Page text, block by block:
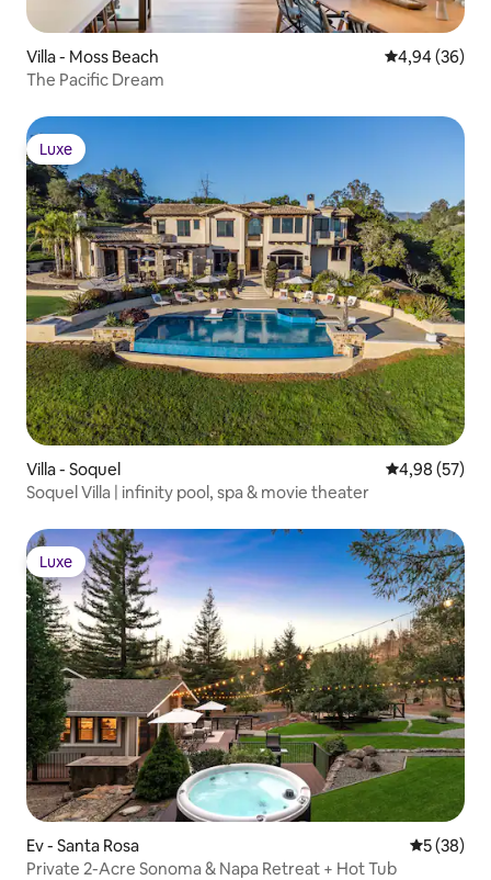
Villa - Moss Beach 5 üzerinden
4,94 (36)
The Pacific Dream
Luxe
Luxe
Villa - Soquel 5 üzerinden
4,98 (57)
Soquel Villa | infinity pool, spa & movie theater
Luxe
Luxe
Ev - Santa Rosa 55 (38)
Private 2-Acre Sonoma & Napa Retreat + Hot Tub